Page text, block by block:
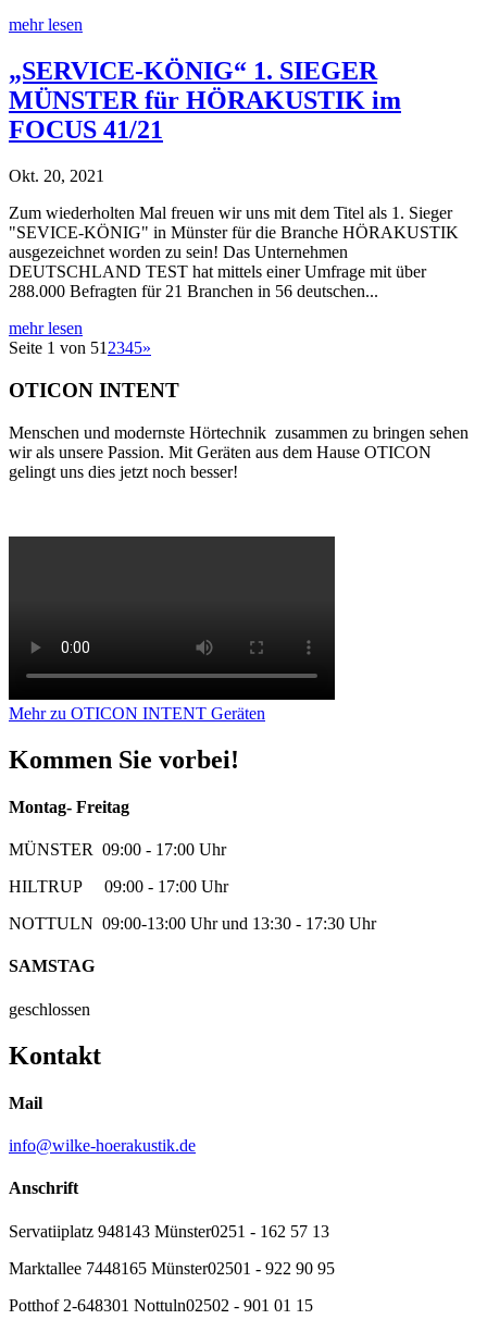
mehr lesen
„SERVICE-KÖNIG“ 1. SIEGER
MÜNSTER für HÖRAKUSTIK im
FOCUS 41/21
Okt. 20, 2021
Zum wiederholten Mal freuen wir uns mit dem Titel als 1. Sieger
"SEVICE-KÖNIG" in Münster für die Branche HÖRAKUSTIK
ausgezeichnet worden zu sein! Das Unternehmen
DEUTSCHLAND TEST hat mittels einer Umfrage mit über
288.000 Befragten für 21 Branchen in 56 deutschen...
mehr lesen
Seite 1 von 51 2345»
OTICON INTENT
Menschen und modernste Hörtechnik zusammen zu bringen sehen
wir als unsere Passion. Mit Geräten aus dem Hause OTICON
gelingt uns dies jetzt noch besser!
Mehr zu OTICON INTENT Geräten
Kommen Sie vorbei!
Montag- Freitag
MÜNSTER 09:00 - 17:00 Uhr
HILTRUP 09:00 - 17:00 Uhr
NOTTULN 09:00-13:00 Uhr und 13:30 - 17:30 Uhr
SAMSTAG
geschlossen
Kontakt
Mail
info@wilke-hoerakustik.de
Anschrift
Servatiiplatz 948143 Münster0251 - 162 57 13
Marktallee 7448165 Münster02501 - 922 90 95
Potthof 2-648301 Nottuln02502 - 901 01 15